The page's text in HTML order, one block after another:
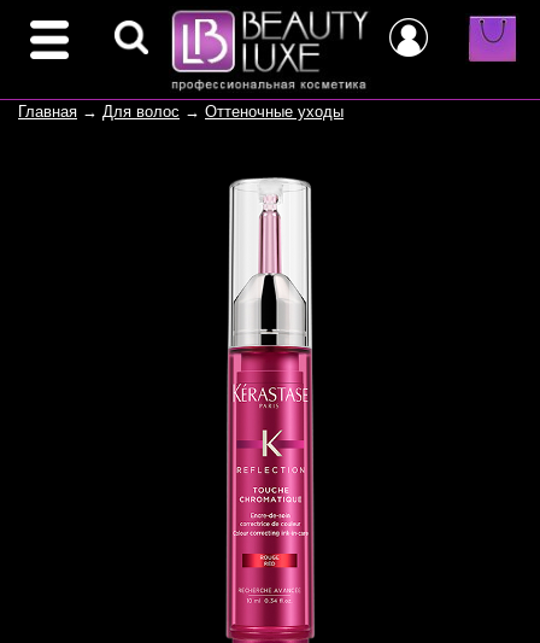
Главная → Для волос → Оттеночные уходы